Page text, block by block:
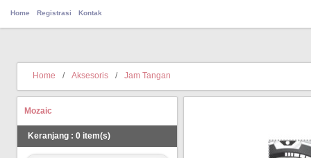
Home Registrasi Kontak
Home / Aksesoris / Jam Tangan
Mozaic
Keranjang : 0 item(s)